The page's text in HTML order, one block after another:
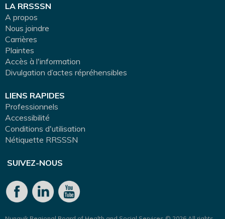
LA RRSSSN
A propos
Nous joindre
Carrières
Plaintes
Accès à l'information
Divulgation d’actes répréhensibles
LIENS RAPIDES
Professionnels
Accessibilité
Conditions d'utilisation
Nétiquette RRSSSN
SUIVEZ-NOUS